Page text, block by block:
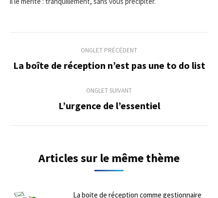
de
commentaire
ONGLET PRÉCÉDENT
Onglet
La boîte de réception n’est pas une to do list
ONGLET SUIVANT
Onglet
L’urgence de l’essentiel
Articles sur le même thème
La boite de réception comme gestionnaire